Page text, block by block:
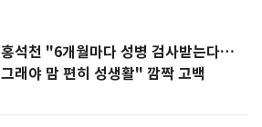
홍석천 "6개월마다 성병 검사받는다…
그래야 맘 편히 성생활" 깜짝 고백